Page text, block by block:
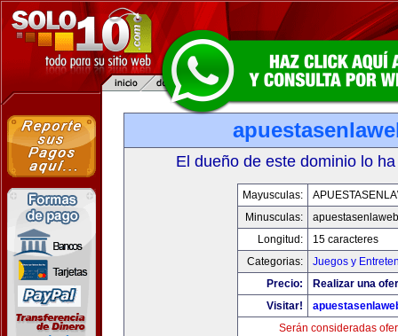
El dueño de este dominio lo
Mayusculas:
Minusculas:
Longitud:
15 caracteres
Categorias:
Juegos y
Precio:
Realizar una
Visitar!
Serán consideradas